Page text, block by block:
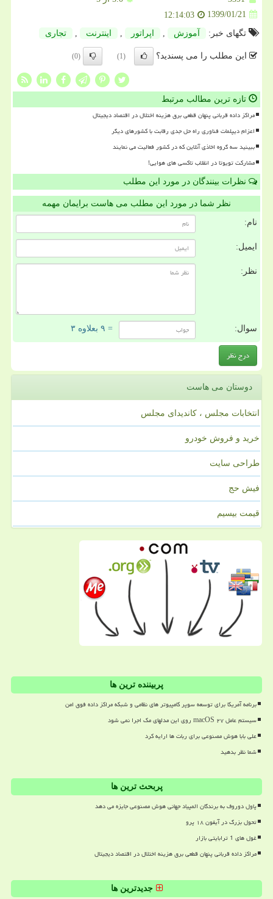
1399/01/21
12:14:03
تگهای خبر:
آموزش اپراتور اینترنت تجاری
این مطلب را می پسندید؟ (1)
(0)
تازه ترین مطالب مرتبط
مراکز داده قربانی پنهان قطعی برق هزینه اختلال در اقتصاد دیجیتال
اعزام دیپلمات فناوری راه حل جدی رقابت با کشورهای دیگر
ببینید سه گروه اخاذی آنلاین که در کشور فعالیت می نمایند
مشارکت تویوتا در انقلاب تاکسی های هوایی!
نظرات بینندگان در مورد این مطلب
نظر شما در مورد این مطلب می هاست برایمان مهمه
نام:
ایمیل:
نظر:
سوال: = ۹ بعلاوه ۳
دوستان می هاست
انتخابات مجلس ، کاندیدای مجلس
خرید و فروش خودرو
طراحی سایت
فیش حج
قیمت بیسیم
پربیننده ترین ها
برنامه آمریکا برای توسعه سوپر کامپیوتر های نظامی و شبکه مراکز داده فوق امن
سیستم عامل macOS ۲۷ روی این مدلهای مک اجرا نمی شود
علی بابا هوش مصنوعی برای ربات ها ارایه کرد
شما نظر بدهید
پربحث ترین ها
پاول دوروف به برندگان المپیاد جهانی هوش مصنوعی جایزه می دهد
تحول بزرگ در آیفون ۱۸ پرو
غول های 1 ترابایتی بازار
مراکز داده قربانی پنهان قطعی برق هزینه اختلال در اقتصاد دیجیتال
جدیدترین ها